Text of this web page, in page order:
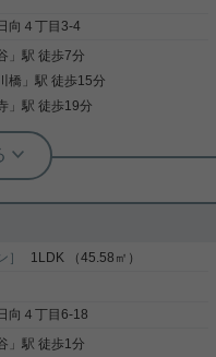
！ 2025年に室内リノベーション
小学校】【第
詳細を見る
向４丁目3-4
」駅 徒歩7分
橋 」駅 徒歩15分
」駅 徒歩19分
Ｋ☆人気の茗荷谷エリア
ちろん、玄
お気軽にお問い合わ
］ 1LDK （45.58㎡）
向４丁目6-18
」駅 徒歩1分